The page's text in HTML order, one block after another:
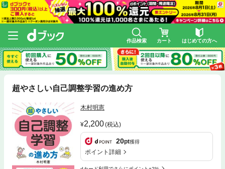
作品検索 カート はじめての方へ
超やさしい自己調整学習の進め方
木村明憲
2,200(税込)
20pt獲得
ポイント詳細